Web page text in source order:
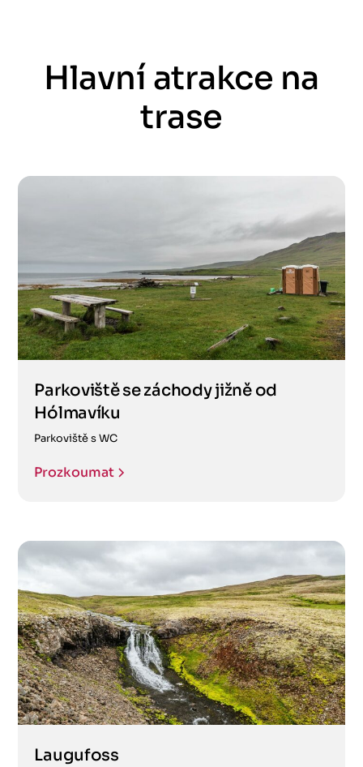
Hlavní atrakce na
trase
Parkoviště se záchody jižně od
Hólmavíku
Parkoviště s WC
Prozkoumat
Laugufoss